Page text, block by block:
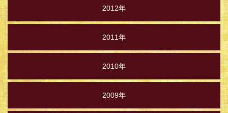
2012年
2011年
2010年
2009年